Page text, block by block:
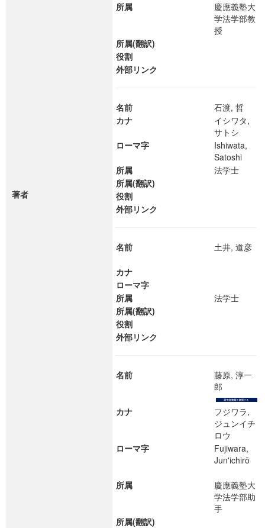
著者
所属
慶應義塾大
学法学部教
授
所属(翻訳)
役割
外部リンク
名前
石渡, 哲
カナ
イシワタ,
サトシ
ローマ字
Ishiwata,
Satoshi
所属
法学士
所属(翻訳)
役割
外部リンク
名前 土井, 道彦
カナ
ローマ字
所属
法学士
所属(翻訳)
役割
外部リンク
名前
藤原, 淳一
郎
カナ
フジワラ,
ジュンイチ
ロウ
ローマ字
Fujiwara,
Jun'ichirō
所属
慶應義塾大
学法学部助
手
所属(翻訳)